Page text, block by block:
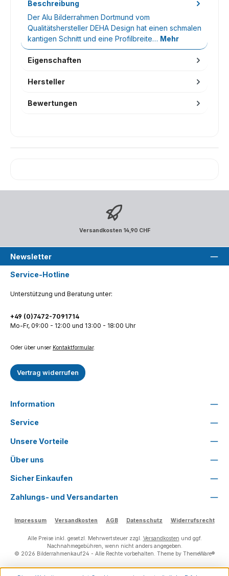
Beschreibung
Der Alu Bilderrahmen Dortmund vom
Qualitätshersteller DEHA Design hat einen schmalen
kantigen Schnitt und eine Profilbreite… Mehr
Eigenschaften
Hersteller
Bewertungen
Versandkosten 14,90 CHF
Newsletter
Service-Hotline
Unterstützung und Beratung unter:
+49 (0)7472-7091714
Mo-Fr, 09:00 - 12:00 und 13:00 - 18:00 Uhr
Oder über unser Kontaktformular.
Vertrag widerrufen
Information
Service
Unsere Vorteile
Über uns
Sicher Einkaufen
Zahlungs- und Versandarten
Impressum Versandkosten AGB Datenschutz Widerrufsrecht
Alle Preise inkl. gesetzl. Mehrwertsteuer zzgl. Versandkosten und ggf.
Nachnahmegebühren, wenn nicht anders angegeben.
© 2026 Bilderrahmenkauf24 - Alle Rechte vorbehalten. Theme by ThemeWare®